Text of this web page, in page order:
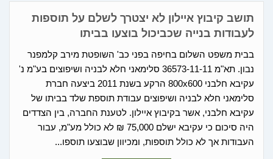
תושב קיבוץ איילון לא יצטרך לשלם על תוספות
לעבודות בנייה שכביכול בוצעו בביתו
בבית משפט השלום בחיפה בפני כב' השופטת מירב קלמפנר
נבון. תא"מ 36573-11-11 סלימאני חלא לבניה ושיפוצים בע"מ נ'
עקיבא חלבני 800x600 הרקע בשנת 2011 ביצעה חברת
סלימאני חלא לבניה ושיפוצים עבודת תוספת שלד בביתו של
עקיבא חלבני, אשר בקיבוץ איילון. לטענת החברה, בין הצדדים
היה סיכום כי עקיבא ישלם 75,000 ₪ לא כולל מע"מ, עבור
העבודות אך לא כולל תוספות, ומכיוון שבוצעו תוספו...